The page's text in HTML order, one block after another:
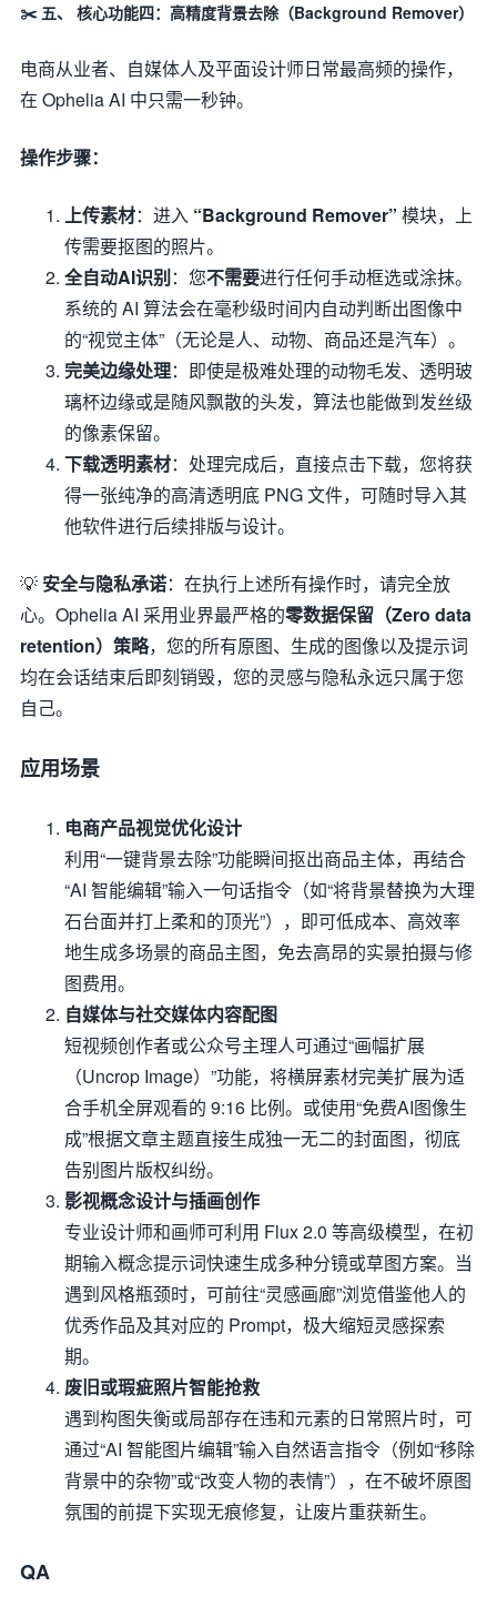
✂️ 五、 核心功能四：高精度背景去除（Background Remover）
电商从业者、自媒体人及平面设计师日常最高频的操作，
在 Ophelia AI 中只需一秒钟。
操作步骤：
上传素材：进入 “Background Remover” 模块，上
传需要抠图的照片。
全自动AI识别：您不需要进行任何手动框选或涂抹。
系统的 AI 算法会在毫秒级时间内自动判断出图像中
的“视觉主体”（无论是人、动物、商品还是汽车）。
完美边缘处理：即使是极难处理的动物毛发、透明玻
璃杯边缘或是随风飘散的头发，算法也能做到发丝级
的像素保留。
下载透明素材：处理完成后，直接点击下载，您将获
得一张纯净的高清透明底 PNG 文件，可随时导入其
他软件进行后续排版与设计。
💡 安全与隐私承诺：在执行上述所有操作时，请完全放
心。Ophelia AI 采用业界最严格的零数据保留（Zero data
retention）策略，您的所有原图、生成的图像以及提示词
均在会话结束后即刻销毁，您的灵感与隐私永远只属于您
自己。
应用场景
电商产品视觉优化设计
利用“一键背景去除”功能瞬间抠出商品主体，再结合
“AI 智能编辑”输入一句话指令（如“将背景替换为大理
石台面并打上柔和的顶光”），即可低成本、高效率
地生成多场景的商品主图，免去高昂的实景拍摄与修
图费用。
自媒体与社交媒体内容配图
短视频创作者或公众号主理人可通过“画幅扩展
（Uncrop Image）”功能，将横屏素材完美扩展为适
合手机全屏观看的 9:16 比例。或使用“免费AI图像生
成”根据文章主题直接生成独一无二的封面图，彻底
告别图片版权纠纷。
影视概念设计与插画创作
专业设计师和画师可利用 Flux 2.0 等高级模型，在初
期输入概念提示词快速生成多种分镜或草图方案。当
遇到风格瓶颈时，可前往“灵感画廊”浏览借鉴他人的
优秀作品及其对应的 Prompt，极大缩短灵感探索
期。
废旧或瑕疵照片智能抢救
遇到构图失衡或局部存在违和元素的日常照片时，可
通过“AI 智能图片编辑”输入自然语言指令（例如“移除
背景中的杂物”或“改变人物的表情”），在不破坏原图
氛围的前提下实现无痕修复，让废片重获新生。
QA